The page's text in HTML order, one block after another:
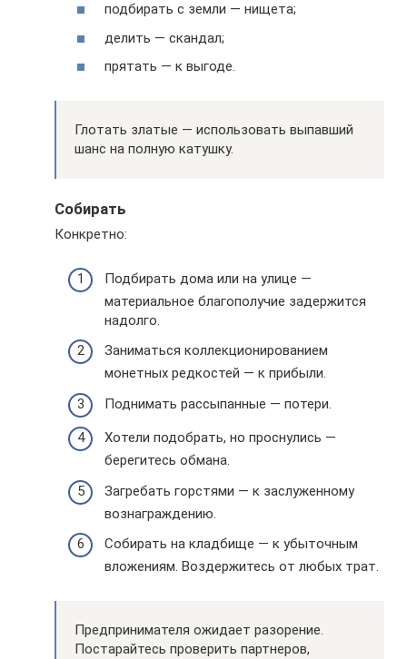
подбирать с земли — нищета;
делить — скандал;
прятать — к выгоде.
Глотать златые — использовать выпавший
шанс на полную катушку.
Собирать
Конкретно:
Подбирать дома или на улице —
материальное благополучие задержится
надолго.
Заниматься коллекционированием
монетных редкостей — к прибыли.
Поднимать рассыпанные — потери.
Хотели подобрать, но проснулись —
берегитесь обмана.
Загребать горстями — к заслуженному
вознаграждению.
Собирать на кладбище — к убыточным
вложениям. Воздержитесь от любых трат.
Предпринимателя ожидает разорение.
Постарайтесь проверить партнеров,